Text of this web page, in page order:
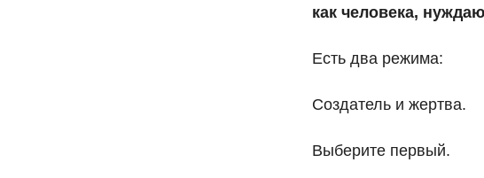
как человека,
Есть два режима:
Создатель и жертва.
Выберите первый.